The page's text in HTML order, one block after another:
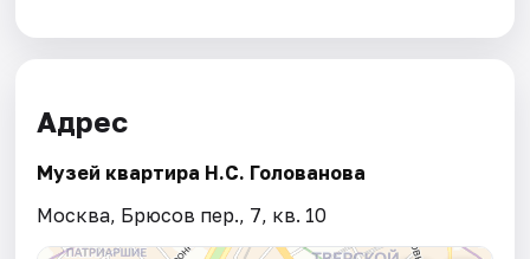
Адрес
Музей квартира Н.С. Голованова
Москва, Брюсов пер., 7, кв. 10